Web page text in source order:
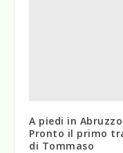
A piedi in
Pronto il primo
di Tommaso